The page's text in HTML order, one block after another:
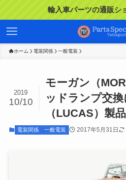
輸入車パーツの通販シ
ホーム 電装関係 一般電装
モーガン（
ッドランプ交
（LUCAS）製
2019
10/10
電装関係 一般電装 2017年5月31日